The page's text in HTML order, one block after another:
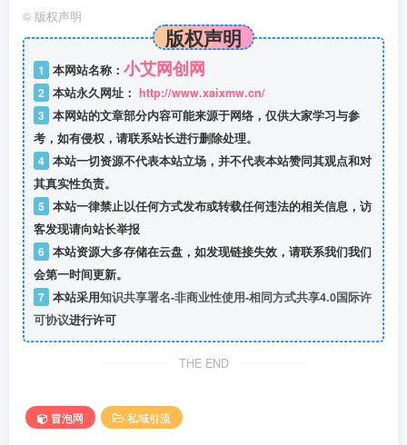
© 版权声明
版权声明
1 本网站名称： 小艾网创网
2 本站永久网址： http://www.xaixmw.cn/
3 本网站的文章部分内容可能来源于网络，仅供大家学习与参
考，如有侵权，请联系站长进行删除处理。
4 本站一切资源不代表本站立场，并不代表本站赞同其观点和对
其真实性负责。
5 本站一律禁止以任何方式发布或转载任何违法的相关信息，访
客发现请向站长举报
6 本站资源大多存储在云盘，如发现链接失效，请联系我们我们
会第一时间更新。
7 本站采用知识共享署名-非商业性使用-相同方式共享4.0国际许
可协议进行许可
THE END
冒泡网 私域引流